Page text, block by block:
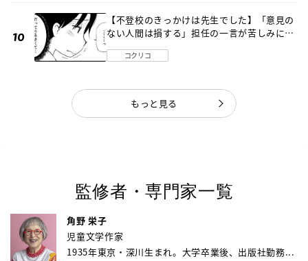
【不登校のきっかけは先生でした】「意見の
ない人間は損する」担任の一言が苦しみに…
コクリコ
もっと見る
監修者・専門家一覧
角野 栄子
児童文学作家
1935年東京・深川生まれ。大学卒業後、出版社勤務...